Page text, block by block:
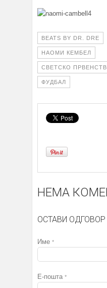
BEATS BY DR. DRE
НАОМИ КЕМБЕЛ
СВЕТСКО
ФУДБАЛ
НЕМА
ОСТАВИ ОДГОВОР
Име *
Е-пошта *